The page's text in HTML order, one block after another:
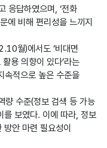
응답하였으며, ‘전화
에 비해 편리성을 느끼지
월)에서도 ‘비대면
용 의향이 있다’라는
적으로 높은 수준을
량 수준(정보 검색 등 가능
를 보였다. 이에 따라, 정보
방안 마련 필요성이